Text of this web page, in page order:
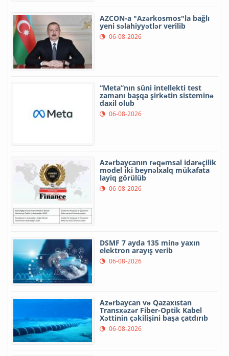
AZCON-a "Azərkosmos"la bağlı
yeni səlahiyyətlər verilib
06-08-2026
“Meta”nın süni intellekti test
zamanı başqa şirkətin sisteminə
daxil olub
06-08-2026
Azərbaycanın rəqəmsal idarəçilik
model iki beynəlxalq mükafata
layiq görülüb
06-08-2026
DSMF 7 ayda 135 minə yaxın
elektron arayış verib
06-08-2026
Azərbaycan və Qazaxıstan
Transxəzər Fiber-Optik Kabel
Xəttinin çəkilişini başa çatdırıb
06-08-2026